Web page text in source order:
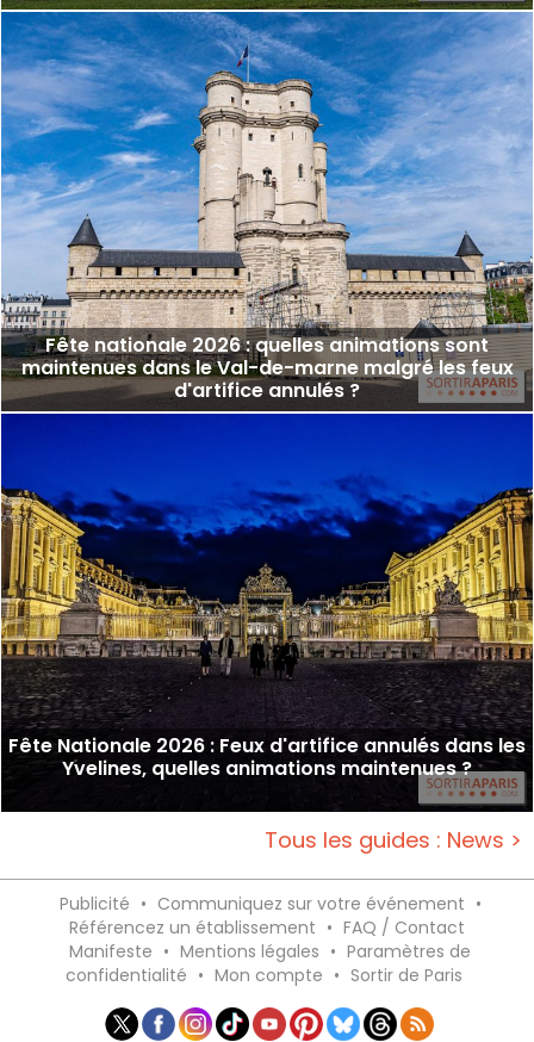
Fête nationale 2026 : quelles animations sont
maintenues dans le Val-de-marne malgré les feux
d'artifice annulés ?
Fête Nationale 2026 : Feux d'artifice annulés dans les
Yvelines, quelles animations maintenues ?
Tous les guides : News >
Publicité • Communiquez sur votre événement •
Référencez un établissement • FAQ / Contact
Manifeste • Mentions légales • Paramètres de
confidentialité • Mon compte • Sortir de Paris